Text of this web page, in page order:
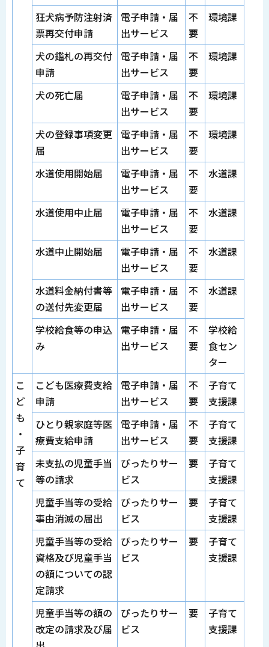
狂犬病予防注射済
票再交付申請
電子申請・届
出サービス
不
要
環境課
犬の鑑札の再交付
申請
電子申請・届
出サービス
不
要
環境課
犬の死亡届
電子申請・届
出サービス
不
要
環境課
犬の登録事項変更
届
電子申請・届
出サービス
不
要
環境課
水道使用開始届
電子申請・届
出サービス
不
要
水道課
水道使用中止届
電子申請・届
出サービス
不
要
水道課
水道中止開始届
電子申請・届
出サービス
不
要
水道課
水道料金納付書等
の送付先変更届
電子申請・届
出サービス
不
要
水道課
学校給食等の申込
み
電子申請・届
出サービス
不
要
学校給
食セン
ター
こ
ど
も
・
子
育
て
こども医療費支給
申請
電子申請・届
出サービス
不
要
子育て
支援課
ひとり親家庭等医
療費支給申請
電子申請・届
出サービス
不
要
子育て
支援課
未支払の児童手当
等の請求
ぴったりサー
ビス
要
子育て
支援課
児童手当等の受給
事由消滅の届出
ぴったりサー
ビス
要
子育て
支援課
児童手当等の受給
資格及び児童手当
の額についての認
定請求
ぴったりサー
ビス
要
子育て
支援課
児童手当等の額の
改定の請求及び届
ぴったりサー
ビス
要
子育て
支援課